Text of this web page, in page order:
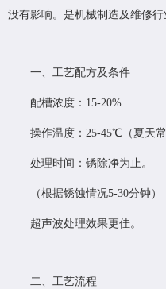
没有影响。是机械制造及维修行
一、工艺配方及条件
配槽浓度：15-20%
操作温度：25-45℃（夏天
处理时间：锈除净为止。
（根据锈蚀情况5-30分钟）
超声波处理效果更佳。
二、工艺流程